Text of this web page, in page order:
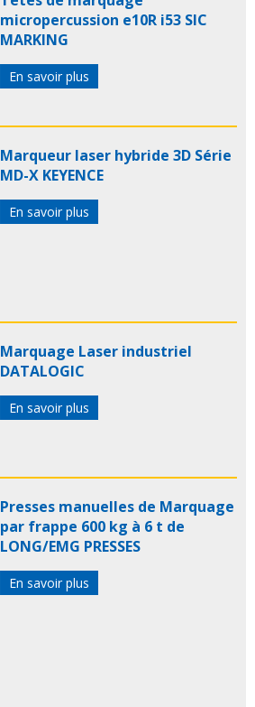
micropercussion e10R i53 SIC
MARKING
En savoir plus
Marqueur laser hybride 3D Série
MD-X KEYENCE
En savoir plus
Marquage Laser industriel
DATALOGIC
En savoir plus
Presses manuelles de Marquage
par frappe 600 kg à 6 t de
LONG/EMG PRESSES
En savoir plus